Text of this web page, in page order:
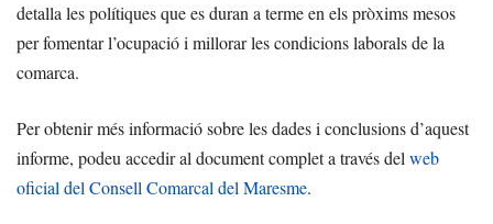
detalla les polítiques que es duran a terme en els pròxims mesos
per fomentar l’ocupació i millorar les condicions laborals de la
comarca.
Per obtenir més informació sobre les dades i conclusions d’aquest
informe, podeu accedir al document complet a través del web
oficial del Consell Comarcal del Maresme.